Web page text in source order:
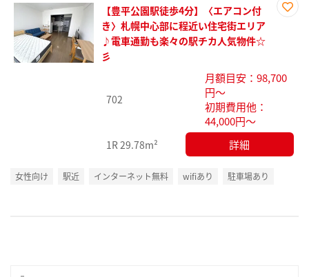
【豊平公園駅徒歩4分】〈エアコン付
き〉札幌中心部に程近い住宅街エリア
♪電車通勤も楽々の駅チカ人気物件☆
彡
702
月額目安：98,700
円～
初期費用他：
44,000円～
1R 29.78m² 詳細
女性向け 駅近 インターネット無料 wifiあり 駐車場あり